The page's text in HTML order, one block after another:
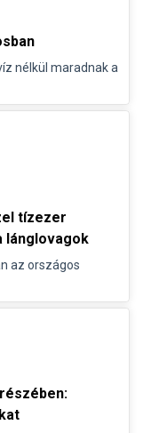
nélkül maradnak a
tízezer
lánglovagok
az országos